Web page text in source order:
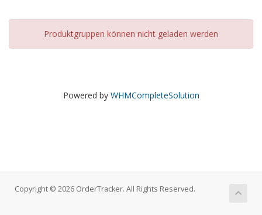
Produktgruppen können nicht geladen werden
Powered by WHMCompleteSolution
Copyright © 2026 OrderTracker. All Rights Reserved.